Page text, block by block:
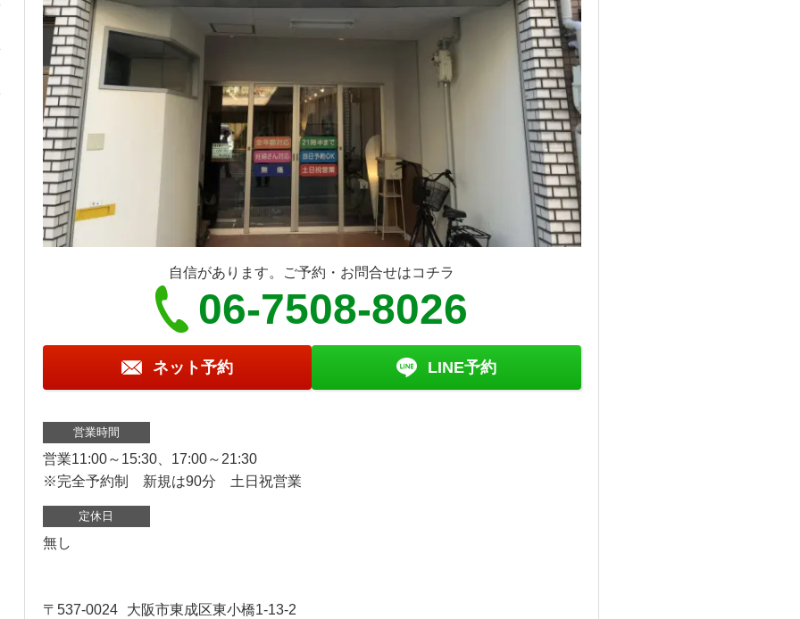
自信があります。ご予約・お問合せはコチラ
06-7508-8026
ネット予約 LINE予約
営業時間
営業11:00～15:30、17:00～21:30
※完全予約制 新規は90分 土日祝営業
定休日
無し
〒537-0024 大阪市東成区東小橋1-13-2